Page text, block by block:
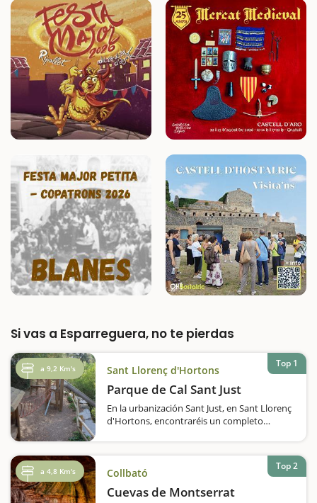
Si vas a Esparreguera, no te pierdas
a 9,2 Km's Sant Llorenç d'Hortons
Parque de Cal Sant Just
En la urbanización Sant Just, en Sant Llorenç
d'Hortons, encontraréis un completo
sobre todo, elementos de madera, como
puentes,…
Top 1
a 4,8 Km's Collbató
Cuevas de Montserrat
Top 2